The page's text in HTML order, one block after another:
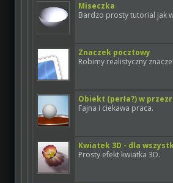
Miseczka
Bardzo prosty tutorial jak
Znaczek pocztowy
Robimy realistyczny
Obiekt (perła?) w
Fajna i ciekawa praca.
Kwiatek 3D - dla
Prosty efekt kwiatka 3D.